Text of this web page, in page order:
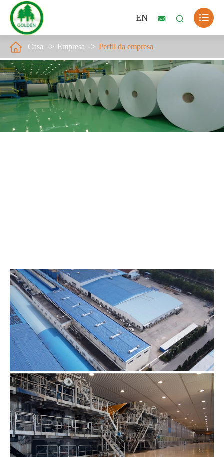
EN   
 Casa Empresa Perfil da empresa